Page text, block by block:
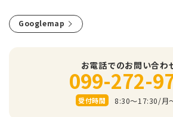
Googlemap
お電話でのお問い合わ
099-272-
受付時間 8:30～17:30/⽉